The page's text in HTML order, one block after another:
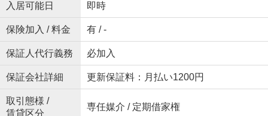
入居可能日 即時
保険加入 / 料金 有 / -
保証人代行義務 必加入
保証会社詳細 更新保証料：月払い1200円
取引態様 /
賃貸区分
専任媒介 / 定期借家権